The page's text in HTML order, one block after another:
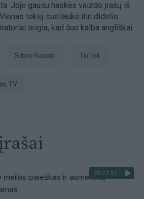
Joje gausu haskės vaizdo įrašų iš
tokių susilaukė itin didelio
teigia, kad šuo kalba angliškai.
Sibiro haskis TikTok
00:23:57
meilės paieškas ir asmeninių